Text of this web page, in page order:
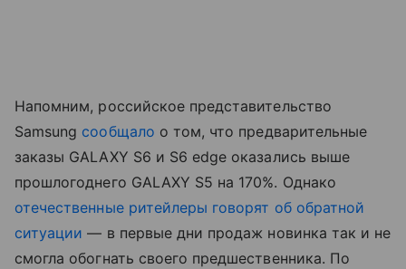
Напомним, российское представительство
Samsung сообщало о том, что предварительные
заказы GALAXY S6 и S6 edge оказались выше
прошлогоднего GALAXY S5 на 170%. Однако
отечественные ритейлеры говорят об обратной
ситуации — в первые дни продаж новинка так и не
смогла обогнать своего предшественника. По